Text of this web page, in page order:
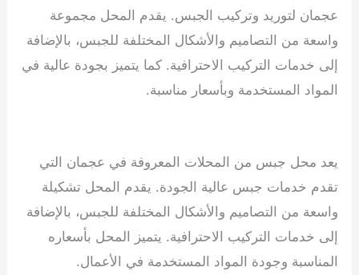
عجمان لتوريد وتركيب الجبس. يقدم المحل مجموعة
واسعة من التصاميم والأشكال المختلفة للجبس، بالإضافة
إلى خدمات التركيب الاحترافية. كما يتميز بجودة عالية في
المواد المستخدمة وبأسعار مناسبة.
يعد محل جبس من المحلات المعروفة في عجمان التي
تقدم خدمات جبس عالية الجودة. يقدم المحل تشكيلة
واسعة من التصاميم والأشكال المختلفة للجبس، بالإضافة
إلى خدمات التركيب الاحترافية. يتميز المحل بأسعاره
المناسبة وجودة المواد المستخدمة في الأعمال.